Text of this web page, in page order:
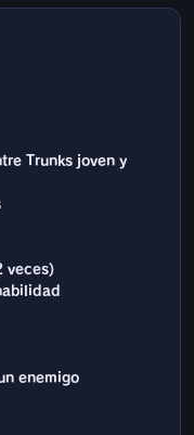
Trunks joven y
veces)
enemigo